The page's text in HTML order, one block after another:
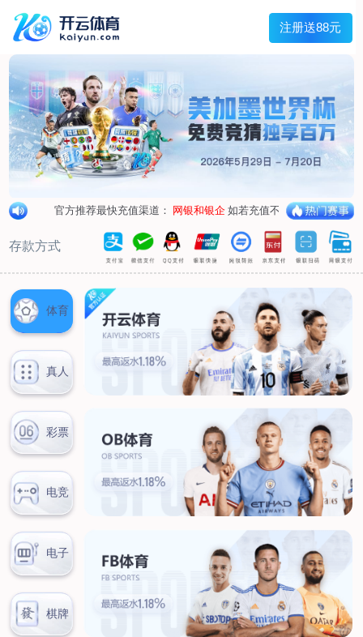
首页
关于我们
荣誉资质
合作伙伴
产品中心
烤箱纸
蜡纸
防油纸
糖果包装纸
汉堡包装纸
包肉纸
吸油纸
新闻展示
公司新闻
行业资讯
联系我们
联系方式
客户留言
扫码咨询